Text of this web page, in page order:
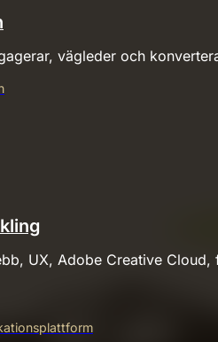
vägleder och
UX, Adobe Creative